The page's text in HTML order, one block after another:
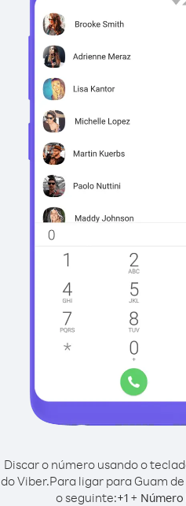
Discar o número usando o
do Viber.Para ligar para Guam
o seguinte:+1 +